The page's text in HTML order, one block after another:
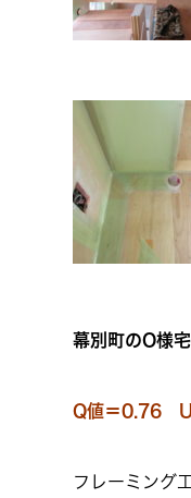
幕別町のO様
Q値＝0.76
フレーミング